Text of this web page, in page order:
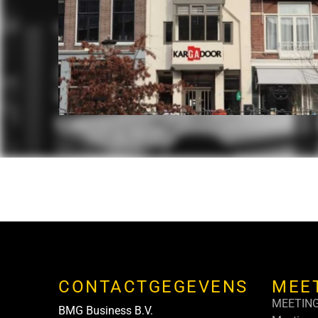
CONTACTGEGEVENS
BMG Business B.V.